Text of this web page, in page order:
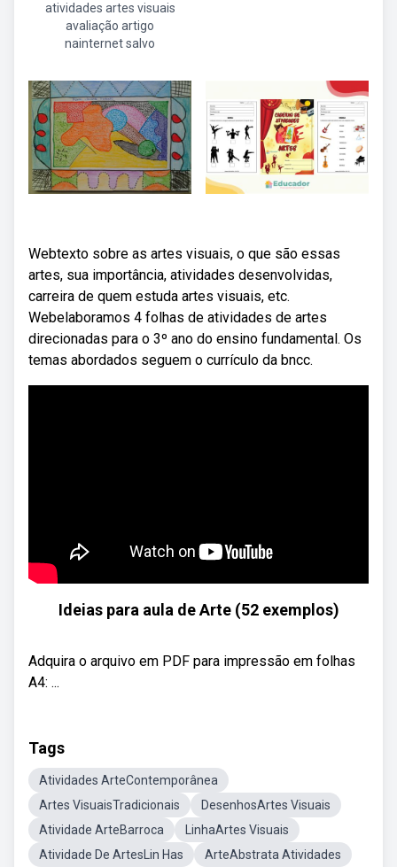
atividades artes visuais
avaliação artigo
nainternet salvo
Webtexto sobre as artes visuais, o que são essas
artes, sua importância, atividades desenvolvidas,
carreira de quem estuda artes visuais, etc.
Webelaboramos 4 folhas de atividades de artes
direcionadas para o 3º ano do ensino fundamental. Os
temas abordados seguem o currículo da bncc.
Ideias para aula de Arte (52 exemplos)
Adquira o arquivo em PDF para impressão em folhas
A4: ...
Tags
Atividades ArteContemporânea
Artes VisuaisTradicionais
DesenhosArtes Visuais
Atividade ArteBarroca
LinhaArtes Visuais
Atividade De ArtesLin Has
ArteAbstrata Atividades